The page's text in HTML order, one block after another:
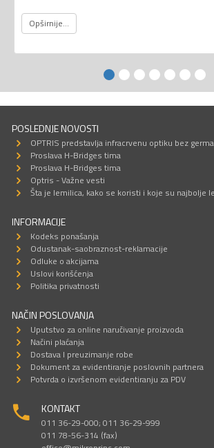
Opširnije...
POSLEDNJE NOVOSTI
OPTRIS predstavlja infracrvenu optiku bez
Proslava H-Bridges tima
Proslava H-Bridges tima
Optris - Važne vesti
Šta je lemilica, kako se koristi i koje su najbolje
INFORMACIJE
Kodeks ponašanja
Odustanak-saobraznost-reklamacije
Odluke o akcijama
Uslovi korišćenja
Politika privatnosti
NAČIN POSLOVANJA
Uputstvo za online naručivanje proizvoda
Načini plaćanja
Dostava I preuzimanje robe
Dokument za evidentiranje poslovnih partnera
Potvrda o izvršenom evidentiranju za PDV
KONTAKT
011 36-29-000; 011 36-29-999
011 78-56-314 (fax)